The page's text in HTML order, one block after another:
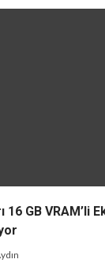
16 GB VRAM’li